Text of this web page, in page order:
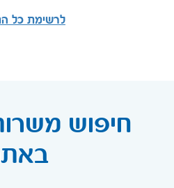
לרשימת כל
חיפוש